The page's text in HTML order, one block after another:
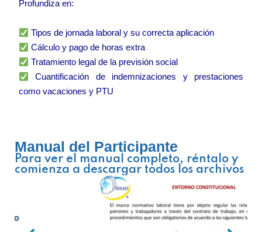
Profundiza en:
Tipos de jornada laboral y su correcta aplicación
Cálculo y pago de horas extra
Tratamiento legal de la previsión social
Cuantificación de indemnizaciones y prestaciones
como vacaciones y PTU
Manual del Participante
Para ver el manual completo, réntalo y
comienza a descargar todos los archivos